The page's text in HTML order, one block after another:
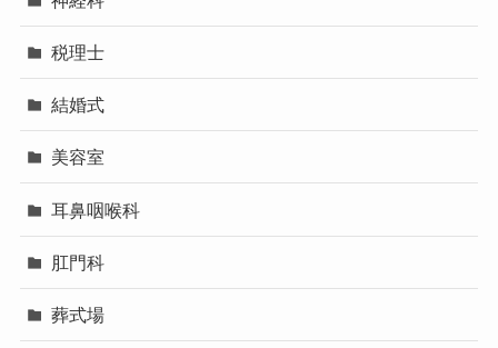
税理士
結婚式
美容室
耳鼻咽喉科
肛門科
葬式場